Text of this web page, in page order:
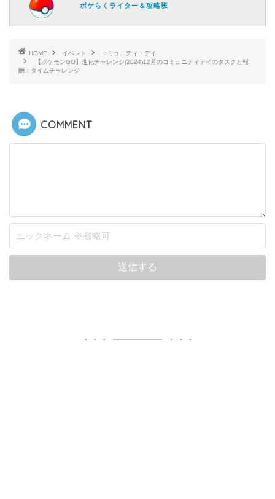
ポケらくライター＆攻略班
HOME イベント
コミュニティ・デイ
【ポケモンGO】進化チャレンジ(2024)12月のコミュニティデイのタスクと報
酬：タイムチャレンジ
COMMENT